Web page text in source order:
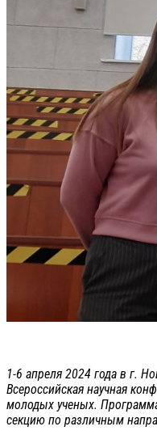
1-6 апреля 2024 года в г.
Всероссийская научная
молодых ученых.
секцию по различным